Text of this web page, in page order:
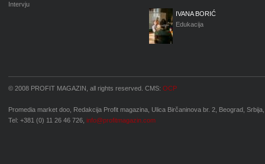
Intervju
IVANA BORIĆ
Edukacija
© 2008 PROFIT MAGAZIN, all rights reserved. CMS: OCP
Promedia market doo, Redakcija Profit magazina, Ulica Birčaninova br. 2, Beograd, Srbija,
Tel: +381 (0) 11 26 46 726, info@profitmagazin.com